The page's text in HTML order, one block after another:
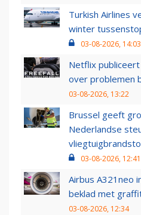
Turkish Airlines
winter
03-08-2026, 14:03
Netflix
over problemen
03-08-2026, 13:22
Brussel geeft
Nederlandse
03-08-2026, 12:41
Airbus A321neo
beklad met
03-08-2026, 12:34